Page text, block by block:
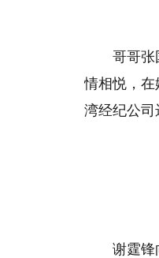
哥哥张
情相悦，
湾经纪公司
谢霆锋